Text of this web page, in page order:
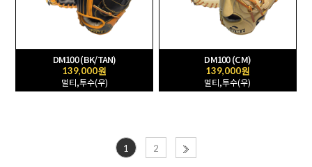
DM100 (BK/TAN)
139,000원
멀티,투수(우)
DM100 (CM)
139,000원
멀티,투수(우)
1 2